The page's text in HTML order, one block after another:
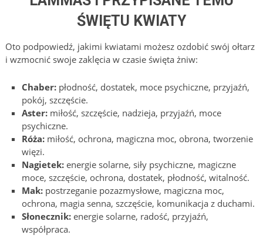
ŚWIĘTU KWIATY
Oto podpowiedź, jakimi kwiatami możesz ozdobić swój ołtarz
i wzmocnić swoje zaklęcia w czasie święta żniw:
Chaber: płodność, dostatek, moce psychiczne, przyjaźń,
pokój, szczęście.
Aster: miłość, szczęście, nadzieja, przyjaźń, moce
psychiczne.
Róża: miłość, ochrona, magiczna moc, obrona, tworzenie
więzi.
Nagietek: energie solarne, siły psychiczne, magiczne
moce, szczęście, ochrona, dostatek, płodność, witalność.
Mak: postrzeganie pozazmysłowe, magiczna moc,
ochrona, magia senna, szczęście, komunikacja z duchami.
Słonecznik: energie solarne, radość, przyjaźń,
współpraca.